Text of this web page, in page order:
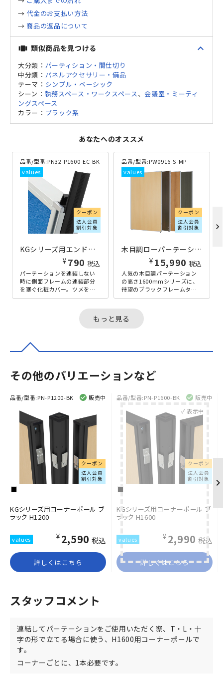
→代金のお支払い方法
→ 商品の返品について
view_carousel 類似商品を見つける expand_less
大分類： パーティション・間仕切り
中分類： パネルアクセサリー・備品
テーマ： シンプル・ベーシック
シーン： 執務スペース・ワークスペース、会議室・ミーティ
ングスペース
カラー： ブラック系
あなたへのオススメ
品番/型番:PN32-P1600-EC-BK
クーポン
法人会員
割引対象
KGシリーズ用エンドカバー H1600
¥ 790 税込
パーテーションを連結しない
時に側面フレームの連結部分
を塞ぐ化粧カバー。ツメをは
ずしエンドカバーを装着する
品番/型番:PW0916-S-MP
クーポン
法人会員
割引対象
木目調ローパーテーション KGシリーズ H1600×W900 メープル
¥ 15,990 税込
人気の木目調パーテーション
の高さ1600mmシリーズに、
待望のブラックフレームタイ
プが新登場。自然な風合いが
木目調...
chevron_right
もっと見る
その他のバリエーションなど
品番/型番:PN-P1200-BK 販売中
クーポン
法人会員
割引対象
KGシリーズ用コーナーポール ブ
ラック H1200
¥2,590 税込
詳しくはこちら
✓ 表示中
品番/型番:PN-P1600-BK 販売中
クーポン
法人会員
割引対象
KGシリーズ用コーナーポール ブ
ラック H1600
¥2,990 税込
詳しくはこちら
スタッフコメント
連結してパーテーションをご使用いただく際、T・L・十
字の形で立てる場合に使う、H1600用コーナーポールで
す。
コーナーごとに、1本必要です。